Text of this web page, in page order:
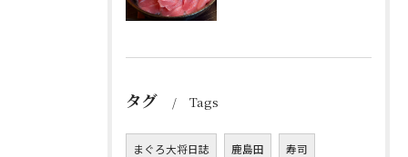
タグ Tags
まぐろ大将日誌 鹿島田 寿司